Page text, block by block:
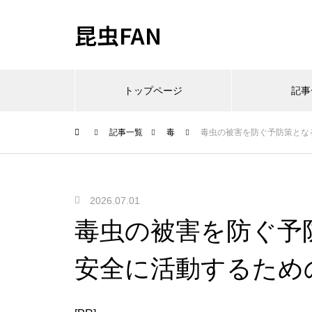
昆虫FAN
トップページ 記
記事一覧 毒 毒虫の被害を防ぐ予防策と
2026.07.01
毒虫の被害を防ぐ
安全に活動するため